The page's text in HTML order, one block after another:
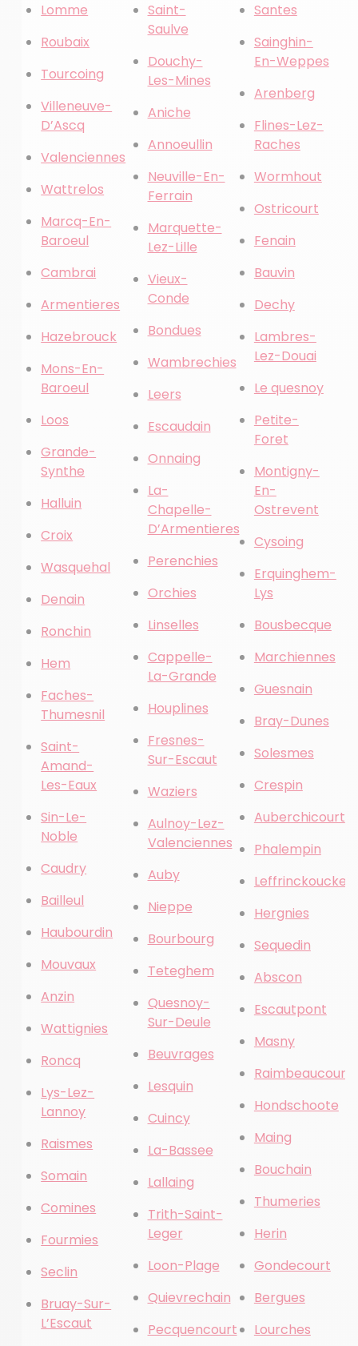
Lomme
Roubaix
Tourcoing
Villeneuve-
D’Ascq
Valenciennes
Wattrelos
Marcq-En-
Baroeul
Cambrai
Armentieres
Hazebrouck
Mons-En-
Baroeul
Loos
Grande-
Synthe
Halluin
Croix
Wasquehal
Denain
Ronchin
Hem
Faches-
Thumesnil
Saint-
Amand-
Les-Eaux
Sin-Le-
Noble
Caudry
Bailleul
Haubourdin
Mouvaux
Anzin
Wattignies
Roncq
Lys-Lez-
Lannoy
Raismes
Somain
Comines
Fourmies
Seclin
Bruay-Sur-
L’Escaut
Saint-
Saulve
Douchy-
Les-Mines
Aniche
Annoeullin
Neuville-En-
Ferrain
Marquette-
Lez-Lille
Vieux-
Conde
Bondues
Wambrechies
Leers
Escaudain
Onnaing
La-
Chapelle-
D’Armentieres
Perenchies
Orchies
Linselles
Cappelle-
La-Grande
Houplines
Fresnes-
Sur-Escaut
Waziers
Aulnoy-Lez-
Valenciennes
Auby
Nieppe
Bourbourg
Teteghem
Quesnoy-
Sur-Deule
Beuvrages
Lesquin
Cuincy
La-Bassee
Lallaing
Trith-Saint-
Leger
Loon-Plage
Quievrechain
Pecquencourt
Santes
Sainghin-
En-Weppes
Arenberg
Flines-Lez-
Raches
Wormhout
Ostricourt
Fenain
Bauvin
Dechy
Lambres-
Lez-Douai
Le quesnoy
Petite-
Foret
Montigny-
En-
Ostrevent
Cysoing
Erquinghem-
Lys
Bousbecque
Marchiennes
Guesnain
Bray-Dunes
Solesmes
Crespin
Auberchicourt
Phalempin
Leffrinckoucke
Hergnies
Sequedin
Abscon
Escautpont
Masny
Raimbeaucourt
Hondschoote
Maing
Bouchain
Thumeries
Herin
Gondecourt
Bergues
Lourches